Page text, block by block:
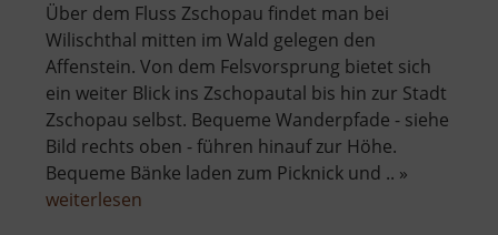
Über dem Fluss Zschopau findet man bei
Wilischthal mitten im Wald gelegen den
Affenstein. Von dem Felsvorsprung bietet sich
ein weiter Blick ins Zschopautal bis hin zur Stadt
Zschopau selbst. Bequeme Wanderpfade - siehe
Bild rechts oben - führen hinauf zur Höhe.
Bequeme Bänke laden zum Picknick und .. »
weiterlesen